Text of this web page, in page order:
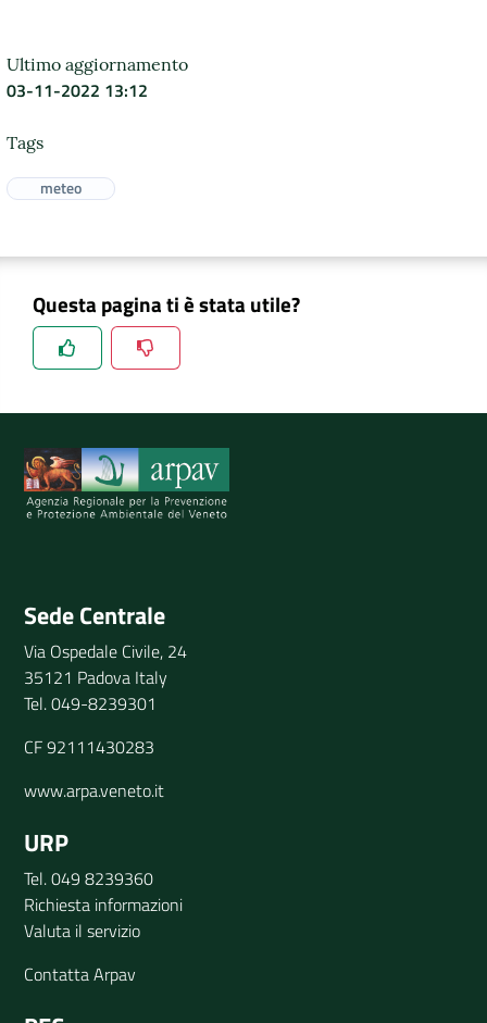
Ultimo aggiornamento
03-11-2022 13:12
Tags
meteo
Questa pagina ti è stata utile?
Spiegaci perchè, e aiutaci a migliorare il servizio
Sede Centrale
Via Ospedale Civile, 24
35121 Padova Italy
Tel. 049-8239301
CF 92111430283
www.arpa.veneto.it
URP
Tel. 049 8239360
Richiesta informazioni
Valuta il servizio
Contatta Arpav